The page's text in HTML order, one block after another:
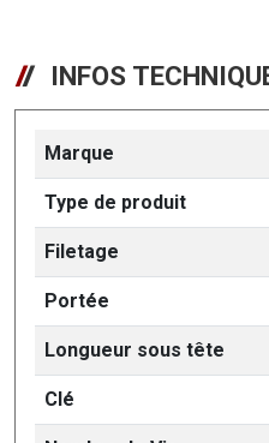
INFOS
Marque
Type de produit
Filetage
Portée
Longueur sous tête
Clé